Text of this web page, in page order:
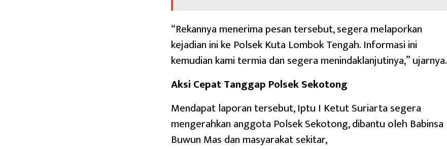
“Rekannya menerima pesan tersebut, segera melaporkan
kejadian ini ke Polsek Kuta Lombok Tengah. Informasi ini
kemudian kami termia dan segera menindaklanjutinya,” ujarnya.
Aksi Cepat Tanggap Polsek Sekotong
Mendapat laporan tersebut, Iptu I Ketut Suriarta segera
mengerahkan anggota Polsek Sekotong, dibantu oleh Babinsa
Buwun Mas dan masyarakat sekitar,